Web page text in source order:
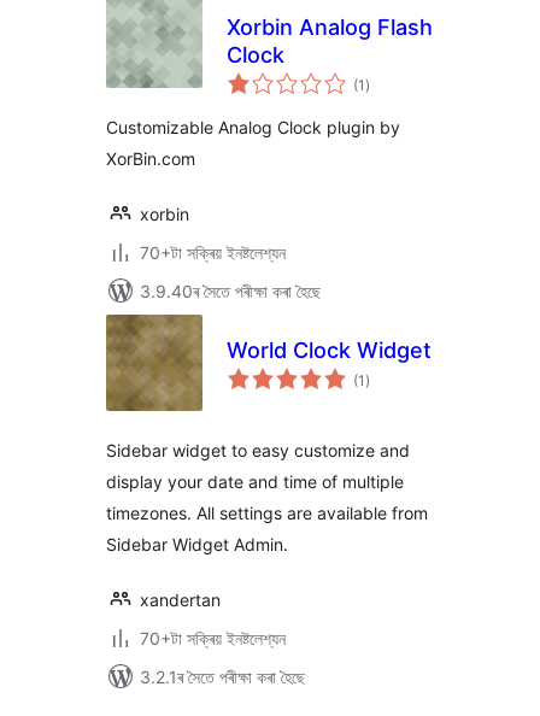
Xorbin Analog Flash
Clock
(1 টা
মুঠ)
Customizable Analog Clock plugin by
XorBin.com
xorbin
70+টা সক্ৰিয় ইনষ্টলেশ্যন
3.9.40ৰ সৈতে পৰীক্ষা কৰা হৈছে
World Clock Widget
(1 টা
মুঠ)
Sidebar widget to easy customize and
display your date and time of multiple
timezones. All settings are available from
Sidebar Widget Admin.
xandertan
70+টা সক্ৰিয় ইনষ্টলেশ্যন
3.2.1ৰ সৈতে পৰীক্ষা কৰা হৈছে